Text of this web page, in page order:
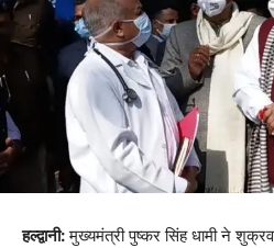
हल्द्वानी:मुख्यमंत्री पुष्कर सिंह धामी ने